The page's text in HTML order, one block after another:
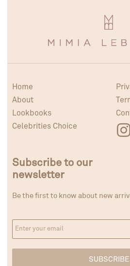
Home
About
Lookbooks
Celebrities Choice
Subscribe to our
newsletter
Be the first to know about new